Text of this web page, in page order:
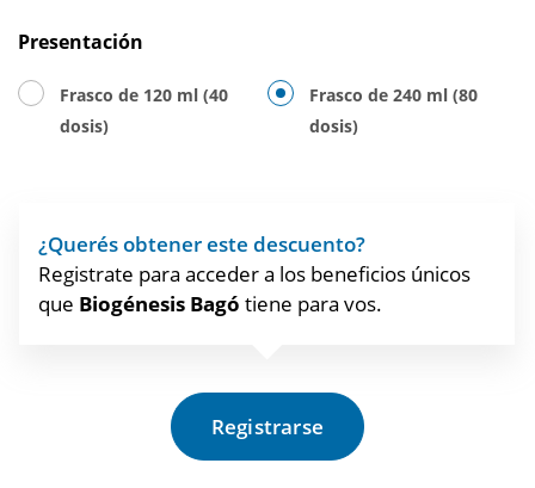
Presentación
Frasco de 120 ml (40
dosis)
Frasco de 240 ml (80
dosis)
¿Querés obtener este descuento?
Registrate para acceder a los beneficios únicos
que Biogénesis Bagó tiene para vos.
Registrarse